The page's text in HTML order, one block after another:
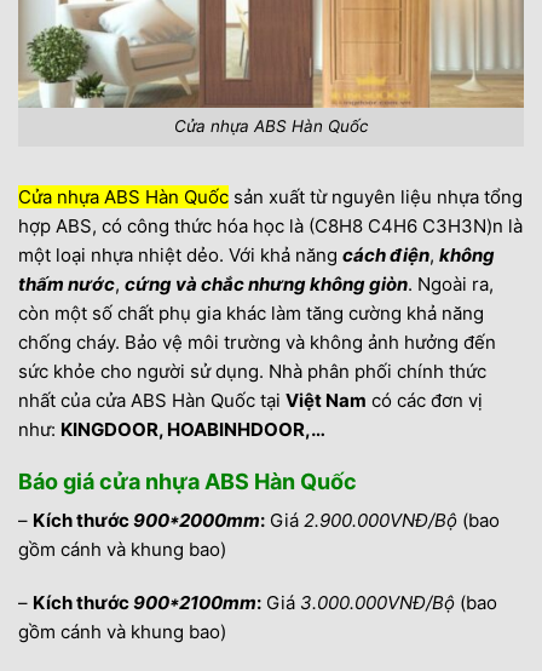
Cửa nhựa ABS Hàn Quốc
Cửa nhựa ABS Hàn Quốc sản xuất từ nguyên liệu nhựa tổng
hợp ABS, có công thức hóa học là (C8H8 C4H6 C3H3N)n là
một loại nhựa nhiệt dẻo. Với khả năng cách điện, không
thấm nước, cứng và chắc nhưng không giòn. Ngoài ra,
còn một số chất phụ gia khác làm tăng cường khả năng
chống cháy. Bảo vệ môi trường và không ảnh hưởng đến
sức khỏe cho người sử dụng. Nhà phân phối chính thức
nhất của cửa ABS Hàn Quốc tại Việt Nam có các đơn vị
như: KINGDOOR, HOABINHDOOR,…
Báo giá cửa nhựa ABS Hàn Quốc
– Kích thước900*2000mm: Giá 2.900.000VNĐ/Bộ (bao
gồm cánh và khung bao)
– Kích thước900*2100mm: Giá 3.000.000VNĐ/Bộ (bao
gồm cánh và khung bao)